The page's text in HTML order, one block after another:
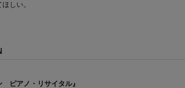
しい。
ピアノ・リサイタル』